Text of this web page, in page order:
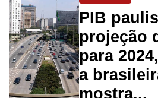
PIB
projeção
para
a
mostra...